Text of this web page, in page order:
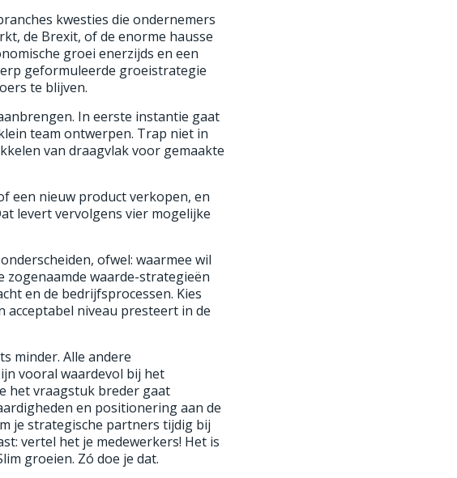
kwesties die ondernemers
de Brexit, of de enorme hausse
groei enerzijds en een
geformuleerde groeistrategie
te blijven.
In eerste instantie gaat
team ontwerpen. Trap niet in
van draagvlak voor gemaakte
een nieuw product verkopen, en
levert vervolgens vier mogelijke
ofwel: waarmee wil
zogenaamde waarde-strategieën
en de bedrijfsprocessen. Kies
acceptabel niveau presteert in de
minder. Alle andere
vooral waardevol bij het
het vraagstuk breder gaat
en positionering aan de
je strategische partners tijdig bij
vertel het je medewerkers! Het is
groeien. Zó doe je dat.